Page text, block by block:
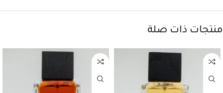
منتجات ذات صلة